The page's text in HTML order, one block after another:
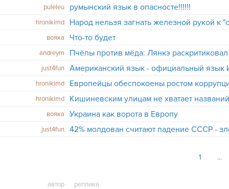
puleleu
румынский язык в опасносте!!!!!!
hronikimd
вояка
Что-то будет
andreym
just4fun
Американский язык - официальный язык
hronikimd Европейцы обеспокоены ростом
hronikimd
вояка
Украина как ворота в Европу
just4fun 42% молдован считают падение СССР -
1
автор реплика